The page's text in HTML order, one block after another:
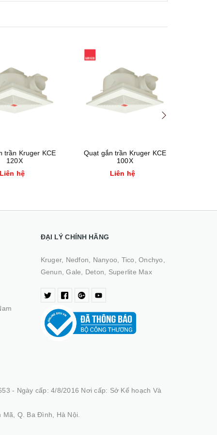
Xem nhanh Xem nhanh
Kruger KCE
hệ
Quạt gắn trần Kruger KCE
100X
Liên hệ
ĐẠI LÝ CHÍNH HÃNG
Kruger, Nedfon, Nanyoo, Tico, Onchyo,
Genun, Gale, Deton, Superlite Max
- Ngày cấp: 4/8/2016 Nơi cấp: Sở Kế hoạch Và
Mã, Q. Ba Đình, Hà Nội.